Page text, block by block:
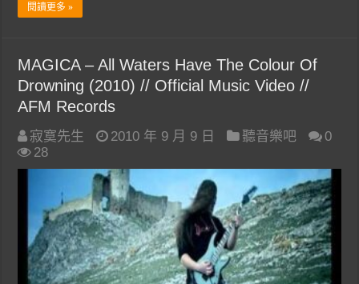
閱讀更多 »
MAGICA – All Waters Have The Colour Of
Drowning (2010) // Official Music Video //
AFM Records
寂寞先生 2010 年 9 月 9 日 聽音樂吧
0
28